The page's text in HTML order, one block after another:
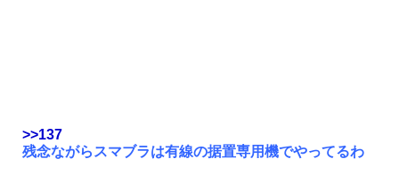
>>137
残念ながらスマブラは有線の据置専用機でやってるわ